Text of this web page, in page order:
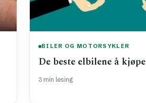
BILER OG MOTORSYKLER
De beste elbilene å kjøpe
3 min lesing